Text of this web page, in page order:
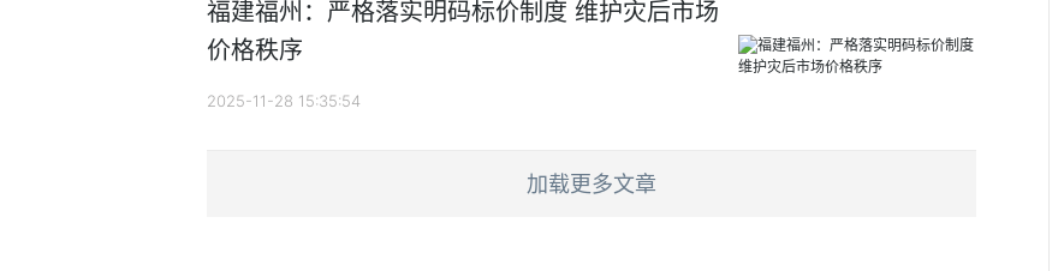
福建福州：严格落实明码标价制度 维护灾后市场
价格秩序
2025-11-28 15:35:54
加载更多文章